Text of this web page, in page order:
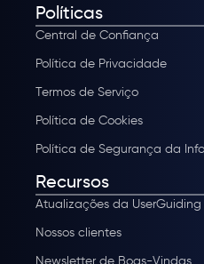
Políticas
Central de Confiança
Política de Privacidade
Termos de Serviço
Política de Cookies
Política de Segurança da
Recursos
Atualizações da UserGuiding
Nossos clientes
Newsletter de Boas-Vindas